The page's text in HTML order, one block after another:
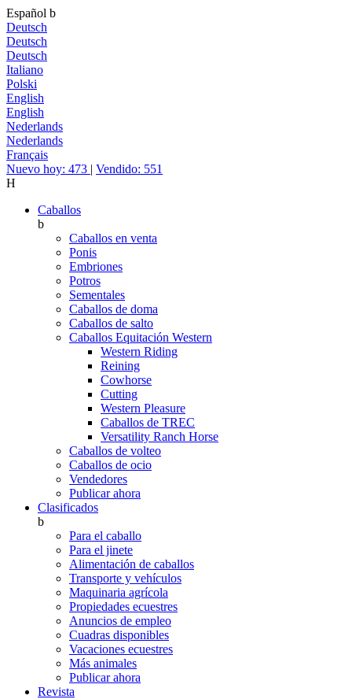
Español b
Deutsch
Deutsch
Deutsch
Italiano
Polski
English
English
Nederlands
Nederlands
Français
Nuevo hoy: 473 | Vendido: 551
H
Caballos
b
Caballos en venta
Ponis
Embriones
Potros
Sementales
Caballos de doma
Caballos de salto
Caballos Equitación Western
Western Riding
Reining
Cowhorse
Cutting
Western Pleasure
Caballos de TREC
Versatility Ranch Horse
Caballos de volteo
Caballos de ocio
Vendedores
Publicar ahora
Clasificados
b
Para el caballo
Para el jinete
Alimentación de caballos
Transporte y vehículos
Maquinaria agrícola
Propiedades ecuestres
Anuncios de empleo
Cuadras disponibles
Vacaciones ecuestres
Más animales
Publicar ahora
Revista